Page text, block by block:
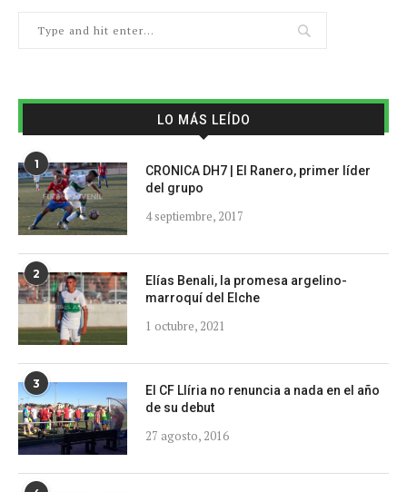
LO MÁS LEÍDO
1
CRONICA DH7 | El Ranero, primer líder
del grupo
4 septiembre, 2017
2
Elías Benali, la promesa argelino-
marroquí del Elche
1 octubre, 2021
3
El CF Llíria no renuncia a nada en el año
de su debut
27 agosto, 2016